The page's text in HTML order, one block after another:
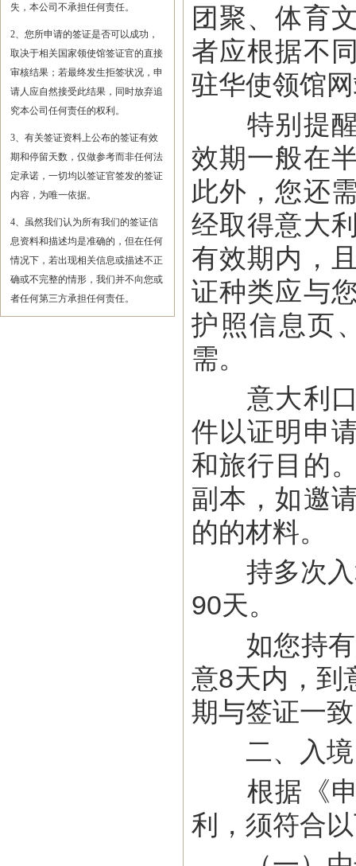
失，本公司不承担任何责任。
2、您所申请的签证是否可以成功，
取决于相关国家领使馆签证官的直接
审核结果；若最终发生拒签状况，申
请人应自然接受此结果，同时放弃追
究本公司任何责任的权利。
3、有关签证资料上公布的签证有效
期和停留天数，仅做参考而非任何法
定承诺，一切均以签证官签发的签证
内容，为唯一依据。
4、虽然我们认为所有我们的签证信
息资料和描述均是准确的，但在任何
情况下，若出现相关信息或描述不正
确或不完整的情形，我们并不向您或
者任何第三方承担任何责任。
团聚、体育
者应根据不
驻华使领馆
特别提醒
效期一般在
此外，您还
经取得意大
有效期内，
证种类应与
护照信息页
需。
意大利口
件以证明申
和旅行目的
副本，如邀
的的材料。
持多次入
90天。
如您持有
意8天内，到
期与签证一
二、入境
根据《申
利，须符合